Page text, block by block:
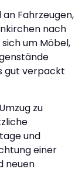
Fahrzeugen,
nach
um Möbel,
gut verpackt
zu
und
einer
neuen